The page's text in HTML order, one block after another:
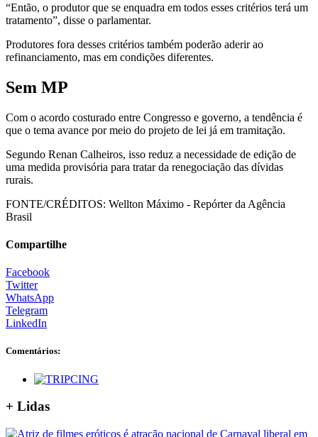
“Então, o produtor que se enquadra em todos esses critérios terá um
tratamento”, disse o parlamentar.
Produtores fora desses critérios também poderão aderir ao
refinanciamento, mas em condições diferentes.
Sem MP
Com o acordo costurado entre Congresso e governo, a tendência é
que o tema avance por meio do projeto de lei já em tramitação.
Segundo Renan Calheiros, isso reduz a necessidade de edição de
uma medida provisória para tratar da renegociação das dívidas
rurais.
FONTE/CRÉDITOS: Wellton Máximo - Repórter da Agência
Brasil
Compartilhe
Facebook
Twitter
WhatsApp
Telegram
LinkedIn
Comentários:
+ Lidas